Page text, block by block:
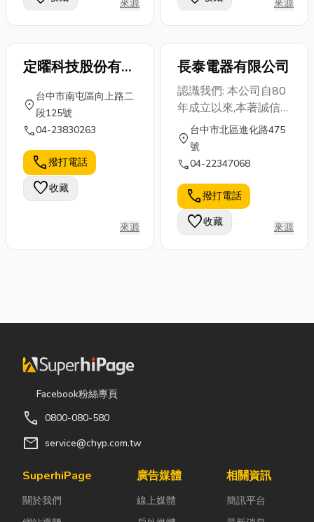
來源 來源
定曜科技股份有限
公司
location_on
台中市南屯區向上路二
段125號
call04-23830263
call撥打電話
favorite收藏
來源
長泰電器有限公司
認識我們: 本公司自80
年成立以來,本著誠信
為原則, 主顧客日益增
加,又逢學區內,新新人
類絡繹不絕,如有任何
問。經營品牌: 國際
牌、日立、愛華、三洋
location_on
台中市北區進化路475
號
call04-22347068
call撥打電話
favorite收藏 來源
Facebook粉絲專頁
call 0800-080-580
mail service@chyp.com.tw
SuperhiPage
關於我們
廣告媒體
線上媒體
相關資訊
簡訊平台